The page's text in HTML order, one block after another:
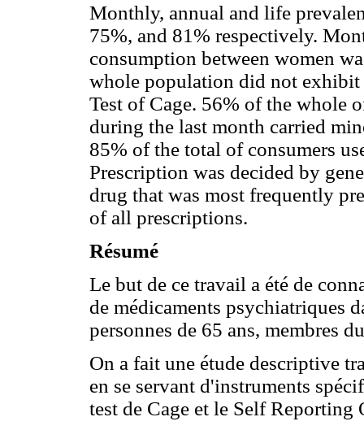
Monthly, annual and life
75%, and 81% respectively.
consumption between women
whole population did not exhibit
Test of Cage. 56% of the whole
during the last month carried
85% of the total of consumers
Prescription was decided by
drug that was most frequently
of all prescriptions.
Résumé
Le but de ce travail a été de
de médicaments psychiatriques
personnes de 65 ans, membres
On a fait une étude descriptive
en se servant d'instruments
test de Cage et le Self Reporting